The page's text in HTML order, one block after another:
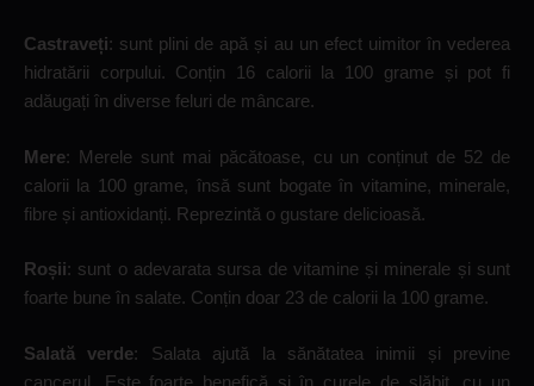
Castraveți: sunt plini de apă și au un efect uimitor în vederea
hidratării corpului. Conțin 16 calorii la 100 grame și pot fi
adăugați în diverse feluri de mâncare.
Mere: Merele sunt mai păcătoase, cu un conținut de 52 de
calorii la 100 grame, însă sunt bogate în vitamine, minerale,
fibre și antioxidanți. Reprezintă o gustare delicioasă.
Roșii: sunt o adevarata sursa de vitamine și minerale și sunt
foarte bune în salate. Conțin doar 23 de calorii la 100 grame.
Salată verde: Salata ajută la sănătatea inimii și previne
cancerul. Este foarte benefică și în curele de slăbit, cu un